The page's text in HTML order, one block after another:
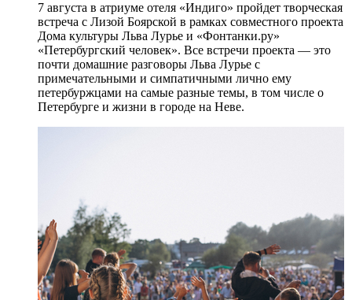
7 августа в атриуме отеля «Индиго» пройдет творческая
встреча с Лизой Боярской в рамках совместного проекта
Дома культуры Льва Лурье и «Фонтанки.ру»
«Петербургский человек». Все встречи проекта — это
почти домашние разговоры Льва Лурье с
примечательными и симпатичными лично ему
петербуржцами на самые разные темы, в том числе о
Петербурге и жизни в городе на Неве.